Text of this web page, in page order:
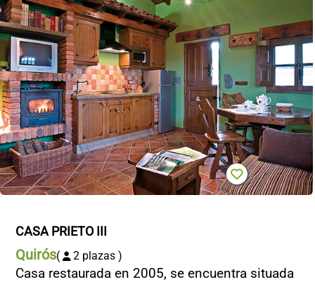
RESTAURANTES
TURISMO ACTIVO
TIENDA
AGENDA
OFERTAS
CONTACTO
CASA PRIETO III
Quirós( 2 plazas )
Casa restaurada en 2005, se encuentra situada